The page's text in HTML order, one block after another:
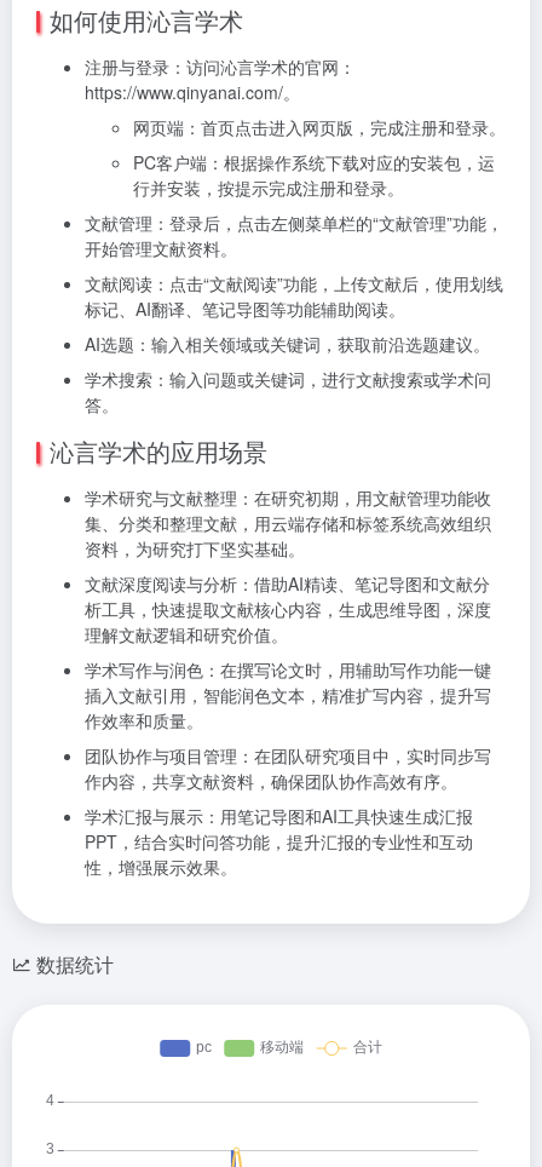
如何使用沁言学术
注册与登录：访问沁言学术的官网：
https://www.qinyanai.com/。
网页端：首页点击进入网页版，完成注册和登录。
PC客户端：根据操作系统下载对应的安装包，运
行并安装，按提示完成注册和登录。
文献管理：登录后，点击左侧菜单栏的“文献管理”功能，
开始管理文献资料。
文献阅读：点击“文献阅读”功能，上传文献后，使用划线
标记、AI翻译、笔记导图等功能辅助阅读。
AI选题：输入相关领域或关键词，获取前沿选题建议。
学术搜索：输入问题或关键词，进行文献搜索或学术问
答。
沁言学术的应用场景
学术研究与文献整理：在研究初期，用文献管理功能收
集、分类和整理文献，用云端存储和标签系统高效组织
资料，为研究打下坚实基础。
文献深度阅读与分析：借助AI精读、笔记导图和文献分
析工具，快速提取文献核心内容，生成思维导图，深度
理解文献逻辑和研究价值。
学术写作与润色：在撰写论文时，用辅助写作功能一键
插入文献引用，智能润色文本，精准扩写内容，提升写
作效率和质量。
团队协作与项目管理：在团队研究项目中，实时同步写
作内容，共享文献资料，确保团队协作高效有序。
学术汇报与展示：用笔记导图和AI工具快速生成汇报
PPT，结合实时问答功能，提升汇报的专业性和互动
性，增强展示效果。
数据统计